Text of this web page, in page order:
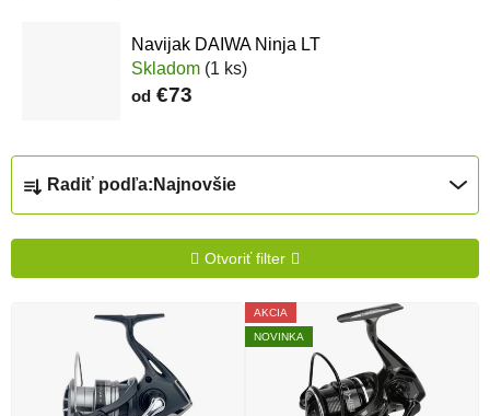
Navijak DAIWA Ninja LT
Skladom (1 ks)
od €73
Radenie produktov
Radiť podľa: Najnovšie
Otvoriť filter
Výpis produktov
AKCIA
NOVINKA